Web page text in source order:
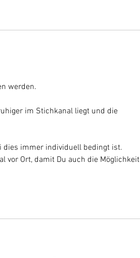
werden.
im Stichkanal liegt und die
dies immer individuell bedingt ist.
vor Ort, damit Du auch die Möglichkeit